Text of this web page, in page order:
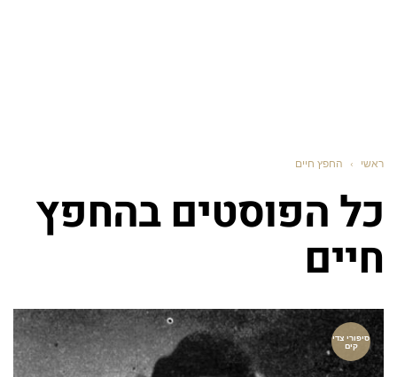
ראשי › החפץ חיים
כל הפוסטים בהחפץ
חיים
סיפורי צדי
קים